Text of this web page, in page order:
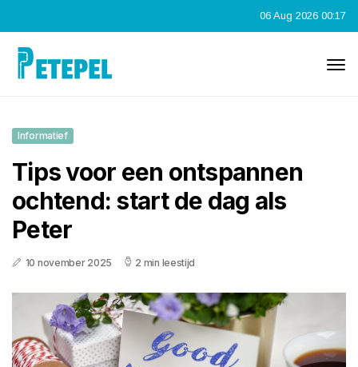
06 Aug 2026 00:17
Informatief
Tips voor een ontspannen
ochtend: start de dag als
Peter
10 november 2025 2 min leestijd